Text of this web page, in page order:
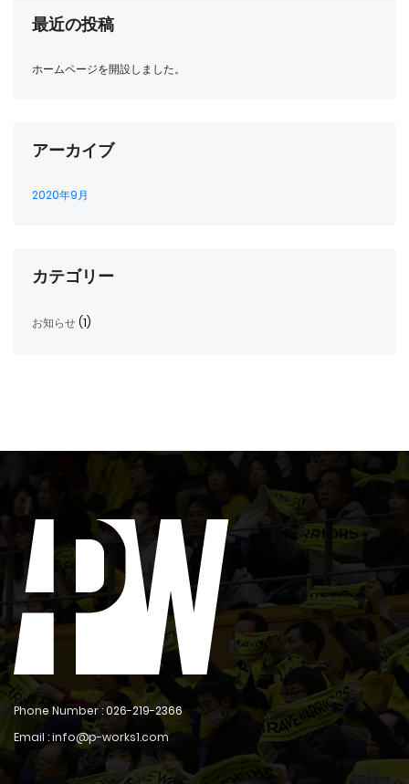
最近の投稿
ホームページを開設しました。
アーカイブ
2020年9月
カテゴリー
お知らせ(1)
Phone Number :026-219-2366
Email : info@p-works1.com